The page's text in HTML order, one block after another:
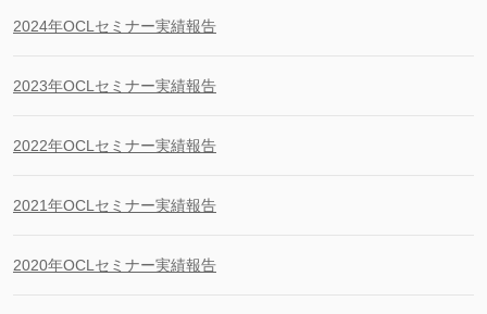
2024年OCLセミナー実績報告
2023年OCLセミナー実績報告
2022年OCLセミナー実績報告
2021年OCLセミナー実績報告
2020年OCLセミナー実績報告